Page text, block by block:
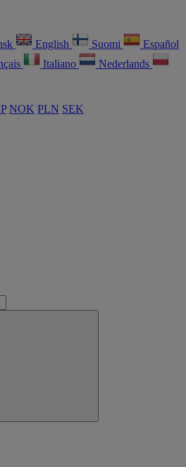
English Suomi
Español
Italiano
Nederlands
NOK PLN SEK